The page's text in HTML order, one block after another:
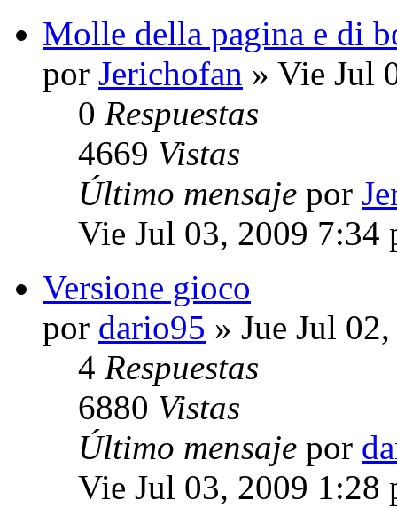
Molle della pagina e di
por Jerichofan » Vie Jul
0 Respuestas
4669 Vistas
Último mensaje por
Vie Jul 03, 2009 7:34
Versione gioco
por dario95 » Jue Jul
4 Respuestas
6880 Vistas
Último mensaje por
Vie Jul 03, 2009 1:28